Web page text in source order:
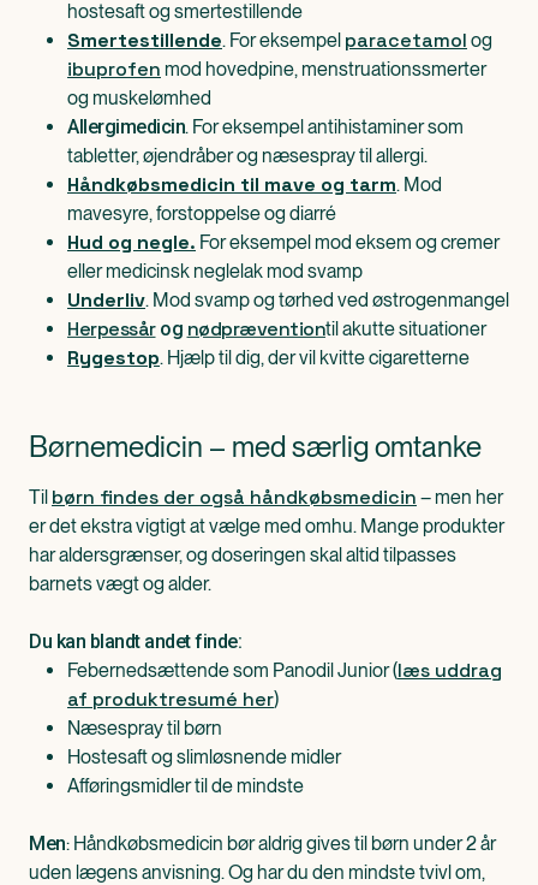
hostesaft og smertestillende
Smertestillende. For eksempel paracetamol og
ibuprofen mod hovedpine, menstruationssmerter
og muskelømhed
Allergimedicin. For eksempel antihistaminer som
tabletter, øjendråber og næsespray til allergi.
Håndkøbsmedicin til mave og tarm. Mod
mavesyre, forstoppelse og diarré
Hud og negle. For eksempel mod eksem og cremer
eller medicinsk neglelak mod svamp
Underliv. Mod svamp og tørhed ved østrogenmangel
Herpessårog nødpræventiontil akutte situationer
Rygestop. Hjælp til dig, der vil kvitte cigaretterne
Børnemedicin – med særlig omtanke
Til børn findes der også håndkøbsmedicin – men her
er det ekstra vigtigt at vælge med omhu. Mange produkter
har aldersgrænser, og doseringen skal altid tilpasses
barnets vægt og alder.
Du kan blandt andet finde:
Febernedsættende som Panodil Junior (læs uddrag
af produktresumé her)
Næsespray til børn
Hostesaft og slimløsnende midler
Afføringsmidler til de mindste
Men: Håndkøbsmedicin bør aldrig gives til børn under 2 år
uden lægens anvisning. Og har du den mindste tvivl om,